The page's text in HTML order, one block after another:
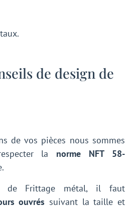
de design de
de vos pièces nous sommes
la norme NFT 58-
de Frittage métal, il faut
ouvrés suivant la taille et